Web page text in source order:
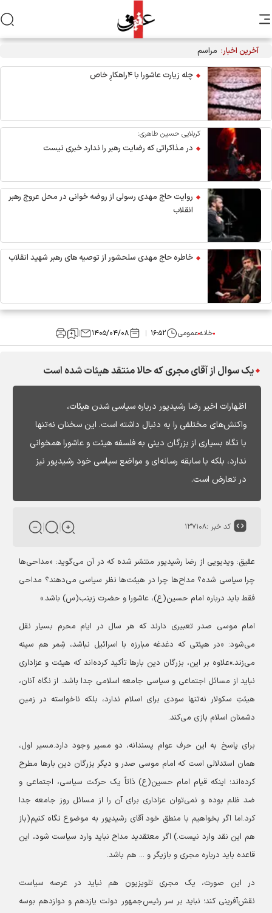
آخرین اخبار: مراسم عزاداری اربعین هیأت‌های دانشجویی در جوار محل شهادت
رهبر انقلاب
چله زیارت عاشورا با ۴راهکارِ خاص
کربلایی حسین طاهری:
در مذاکراتی که رضایت رهبر را ندارد خبری نیست
روایت حاج مهدی رسولی از روضه خوانی در محل عروج رهبر
انقلاب
خاطره حاج مهدی سلحشور از توصیه های رهبر شهید انقلاب
خانهعمومی ۱۶:۵۲ ۱۴۰۵/۰۴/۰۸
یک سوال از آقای مجری که حالا منتقد هیئات شده است
اظهارات اخیر رضا رشیدپور درباره سیاسی شدن هیئات،
واکنش‌های مختلفی را به دنبال داشته است. این سخنان نه‌تنها
با نگاه بسیاری از بزرگان دینی به فلسفه هیئت و عاشورا همخوانی
ندارد، بلکه با سابقه رسانه‌ای و مواضع سیاسی خود رشیدپور نیز
در تعارض است.
کد خبر :۱۳۷۱۰۸
عقیق:ویدیویی از رضا رشیدپور منتشر شده که در آن می‌گوید: «مداحی‌ها
چرا سیاسی شده؟ مداح‌ها چرا در هیئت‌ها نظر سیاسی می‌دهند؟ مداحی
فقط باید درباره امام حسین(ع)، عاشورا و حضرت زینب(س) باشد.»
امام موسی صدر تعبیری دارند که هر سال در ایام محرم بسیار نقل
می‌شود: «در هیئتی که دغدغه مبارزه با اسرائیل نباشد، شِمر هم سینه
می‌زند.»علاوه بر این، بزرگان دین بارها تأکید کرده‌اند که هیئت و عزاداری
نباید از مسائل اجتماعی و سیاسی جامعه اسلامی جدا باشد. از نگاه آنان،
هیئتِ سکولار نه‌تنها سودی برای اسلام ندارد، بلکه ناخواسته در زمین
دشمنان اسلام بازی می‌کند.
برای پاسخ به این حرف عوام پسندانه، دو مسیر وجود دارد.مسیر اول،
همان استدلالی است که امام موسی صدر و دیگر بزرگان دین بارها مطرح
کرده‌اند؛ اینکه قیام امام حسین(ع) ذاتاً یک حرکت سیاسی، اجتماعی و
ضد ظلم بوده و نمی‌توان عزاداری برای آن را از مسائل روز جامعه جدا
کرد.اما اگر بخواهیم با منطق خود آقای رشیدپور به موضوع نگاه کنیم(باز
هم این نقد وارد نیست.) اگر معتقدید مداح نباید وارد سیاست شود، این
قاعده باید درباره مجری و بازیگر و ... هم باشد.
در این صورت، یک مجری تلویزیون هم نباید در عرصه سیاست
نقش‌آفرینی کند؛ نباید بر سر رئیس‌جمهور دولت یازدهم و دوازدهم بوسه